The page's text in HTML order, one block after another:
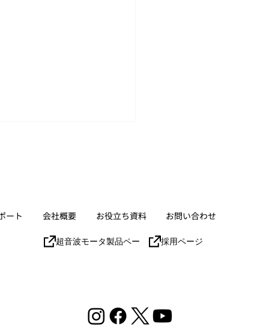
次世代ロボティクス
ート 会社概要 お役立ち資料 お問い合わせ
超音波モータ製品ページ 採用ページ